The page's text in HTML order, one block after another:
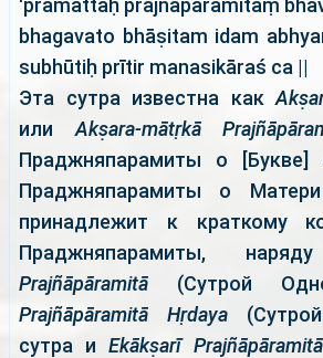
'pramattaḥ prajñāpāramitāṃ
bhagavato bhāṣitam idam
subhūtiḥ prītir manasikāraś ca ||
Эта сутра известна как
или Akṣara-mātṛkā
Праджняпарамиты о [Букве]
Праджняпарамиты о
принадлежит к краткому
Праджняпарамиты,
Prajñāpāramitā (Сутрой
Prajñāpāramitā Hṛdaya
сутра и Ekākṣarī Prajñāpāramitā